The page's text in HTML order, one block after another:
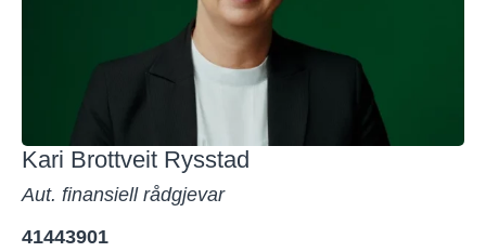
Kari Brottveit Rysstad
Aut. finansiell rådgjevar
41443901